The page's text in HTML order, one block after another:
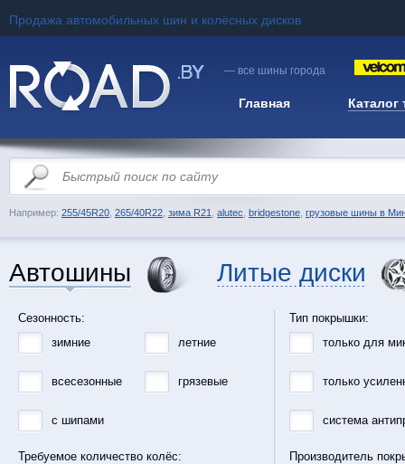
Продажа автомобильных шин и колёсных дисков
— все шины города
Главная Каталог
Например: 255/45R20 265/40R22 зима R21 alutec bridgestone грузовые шины в
Автошины Литые диски
Сезонность:
зимние
летние
всесезонные грязевые
с шипами
Требуемое количество колёс:
Тип покрышки:
только для
только
система
Производитель